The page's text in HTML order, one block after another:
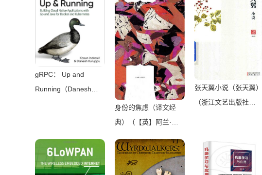
Master C#
Programming Quickly
with No
Experience（Mark
Reed）（2022）
gRPC： Up and
Running（Danesh
身份的焦虑（译文经
典）（【英】阿兰·德
Translation Publishing
House 2018）
张天翼小说（张天翼）
（浙江文艺出版社